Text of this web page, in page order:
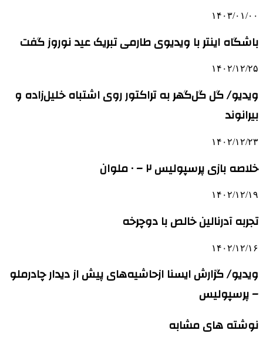
۱۴۰۳/۰۱/۰۰
باشگاه اینتر با ویدیوی طارمی تبریک عید نوروز گفت
۱۴۰۲/۱۲/۲۵
ویدیو/ گل گل‌گهر به تراکتور روی اشتباه خلیل‌زاده و
بیرانوند
۱۴۰۲/۱۲/۲۳
خلاصه بازی پرسپولیس ۲ – ۰ ملوان
۱۴۰۲/۱۲/۱۹
تجربه آدرنالین خالص با دوچرخه
۱۴۰۲/۱۲/۱۶
ویدیو/ گزارش ایسنا ازحاشیه‌های پیش از دیدار چادرملو
– پرسپولیس
نوشته های مشابه